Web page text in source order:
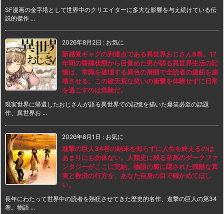
SF漫画の金字塔として世界中のクリエイターに多大な影響を与え続けている伝
説的傑作 ...
2026年8月2日 : お気に
新感覚ギャグの到達点である異世界おじさん8巻。17
年間の昏睡状態から目覚めた男が語る異世界生活の記
憶は、常識を破壊する異色の展開で全読者の腹筋を崩
壊させる。この破天荒な笑いの衝撃を体験せずに日常
を過ごすのは危険だ。
現実世界に帰還したおじさんが語る異世界での記憶を描いた爆笑必至の話題
作、異世界お ...
2026年8月1日 : お気に
進撃の巨人34巻の結末を知らずに人生を終えるのは
あまりにも勿体ない。人類史に残る至高のダークファ
ンタジーがここに完結。物語の裏に隠された残酷な真
実と救済の行方を、あなた自身の目で確かめてほし
い。
長年にわたって世界中の読者を熱狂させてきた歴史的名作、進撃の巨人の第34
巻。物語 ...